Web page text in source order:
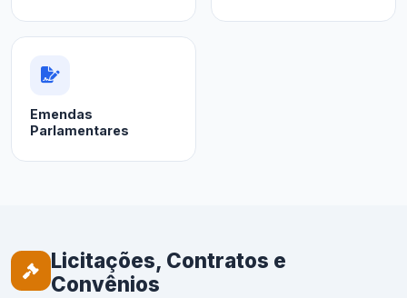
Emendas
Parlamentares
Licitações, Contratos e
Convênios